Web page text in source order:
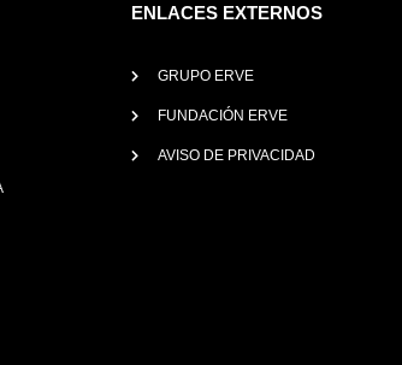
ENLACES EXTERNOS
GRUPO ERVE
FUNDACIÓN ERVE
AVISO DE PRIVACIDAD